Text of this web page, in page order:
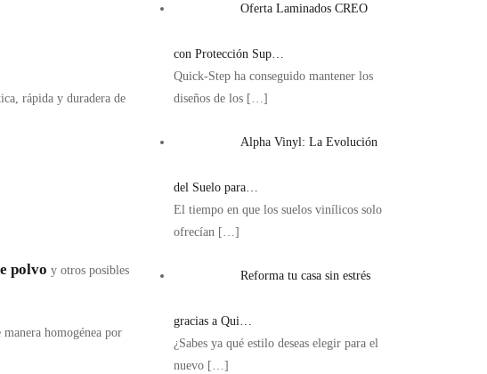
rápida y duradera de
polvo y otros posibles
homogénea por
Oferta Laminados CREO
con Protección Sup…
Quick-Step ha conseguido mantener los
diseños de los […]
Alpha Vinyl: La Evolución
del Suelo para…
El tiempo en que los suelos vinílicos solo
ofrecían […]
Reforma tu casa sin estrés
gracias a Qui…
¿Sabes ya qué estilo deseas elegir para el
nuevo […]